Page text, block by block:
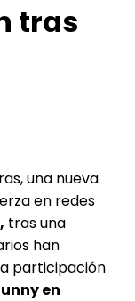
tras
una nueva
en redes
tras una
han
participación
en